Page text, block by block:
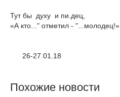
Тут бы духу и пи.дец,
«А кто..." отметил - "...молодец!»
26-27.01.18
Похожие новости